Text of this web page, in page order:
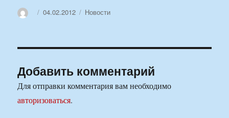
АвторОпубликовано
04.02.2012 Рубрики
Новости
Добавить комментарий
Для отправки комментария вам необходимо
авторизоваться.